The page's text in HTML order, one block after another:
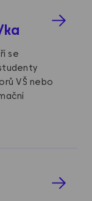
se
VŠ nebo